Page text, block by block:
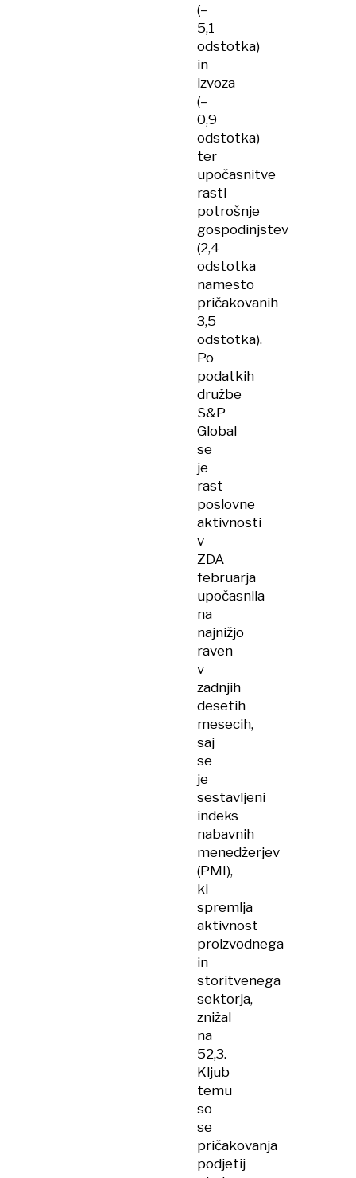
(–
5,1
odstotka)
in
izvoza
(–
0,9
odstotka)
ter
upočasnitve
rasti
potrošnje
gospodinjstev
(2,4
odstotka
namesto
pričakovanih
3,5
odstotka).
Po
podatkih
družbe
S&P
Global
se
je
rast
poslovne
aktivnosti
v
ZDA
februarja
upočasnila
na
najnižjo
raven
v
zadnjih
desetih
mesecih,
saj
se
je
sestavljeni
indeks
nabavnih
menedžerjev
(PMI),
ki
spremlja
aktivnost
proizvodnega
in
storitvenega
sektorja,
znižal
na
52,3.
Kljub
temu
so
se
pričakovanja
podjetij